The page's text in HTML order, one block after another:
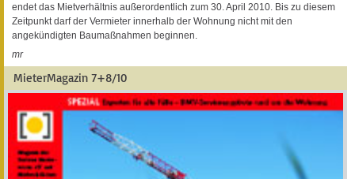
endet das Mietverhältnis außerordentlich zum 30. April 2010. Bis zu diesem
Zeitpunkt darf der Vermieter innerhalb der Wohnung nicht mit den
angekündigten Baumaßnahmen beginnen.
mr
MieterMagazin 7+8/10